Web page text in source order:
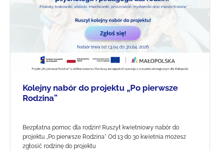
Kolejny nabór do projektu „Po pierwsze
Rodzina”
Bezpłatna pomoc dla rodzin! Ruszył kwietniowy nabór do
projektu „Po pierwsze Rodzina" Od 13 do 30 kwietnia możesz
zgłosić rodzinę do projektu